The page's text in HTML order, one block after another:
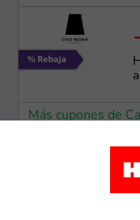
Más cupones de